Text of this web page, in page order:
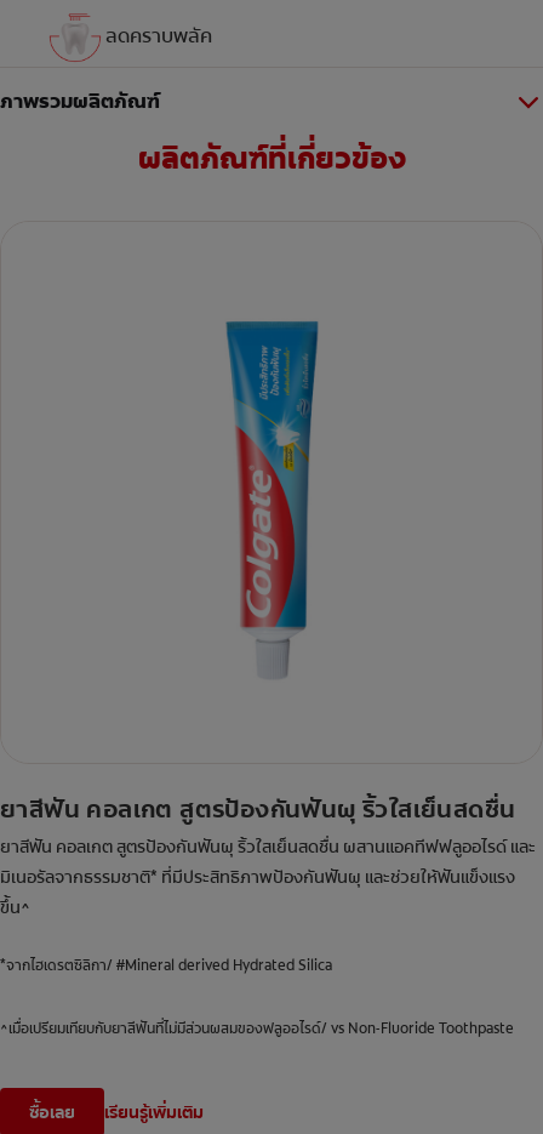
ลดคราบพลัค
ภาพรวมผลิตภัณฑ์
ผลิตภัณฑ์ที่เกี่ยวข้อง
ยาสีฟัน คอลเกต สูตรป้องกันฟันผุ ริ้วใสเย็นสดชื่น
ยาสีฟัน คอลเกต สูตรป้องกันฟันผุ ริ้วใสเย็นสดชื่น ผสานแอคทีฟฟลูออไรด์ และ
มิเนอรัลจากธรรมชาติ* ที่มีประสิทธิภาพป้องกันฟันผุ และช่วยให้ฟันแข็งแรง
ขึ้น^
*จากไฮเดรตซิลิกา/ #Mineral derived Hydrated Silica
^เมื่อเปรียมเทียบกับยาสีฟันที่ไม่มีส่วนผสมของฟลูออไรด์/ vs Non-Fluoride Toothpaste
ซื้อเลย เรียนรู้เพิ่มเติม